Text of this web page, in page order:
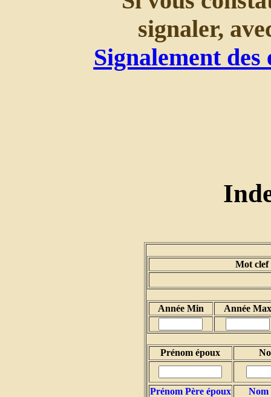
signaler,
Signalement
Mot clef
Année Min Année Max
Prénom époux
Prénom Père époux Nom